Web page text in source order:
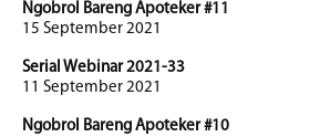
Ngobrol Bareng Apoteker #11
15 September 2021
Serial Webinar 2021-33
11 September 2021
Ngobrol Bareng Apoteker #10